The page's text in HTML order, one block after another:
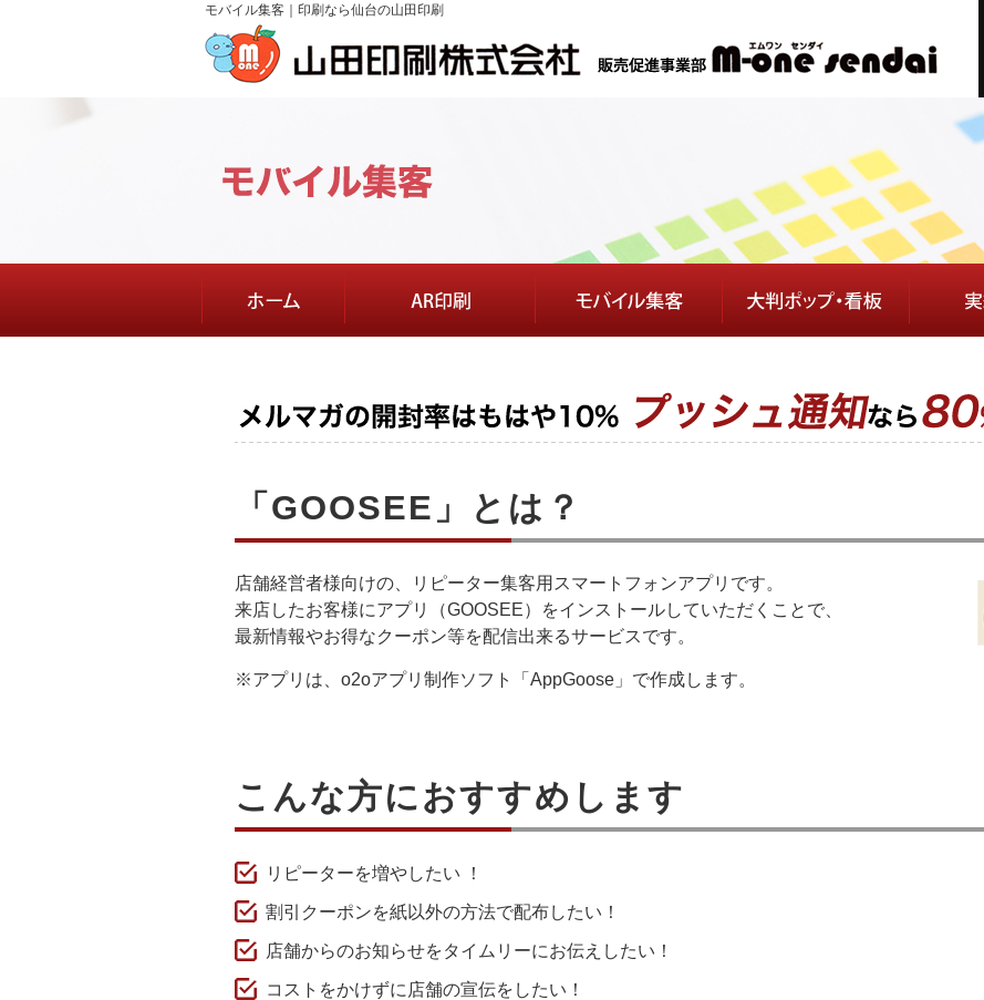
モバイル集客｜印刷なら仙台の山田印刷
「GOOSEE」とは？
店舗経営者様向けの、リピーター集客用スマートフォンアプリです。
来店したお客様にアプリ（GOOSEE）をインストールしていただくことで、
最新情報やお得なクーポン等を配信出来るサービスです。
※アプリは、o2oアプリ制作ソフト「AppGoose」で作成します。
こんな方におすすめします
リピーターを増やしたい ！
割引クーポンを紙以外の方法で配布したい！
店舗からのお知らせをタイムリーにお伝えしたい！
コストをかけずに店舗の宣伝をしたい！